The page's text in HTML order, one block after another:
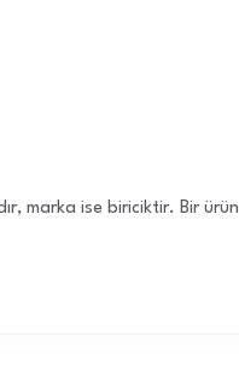
marka ise biriciktir. Bir